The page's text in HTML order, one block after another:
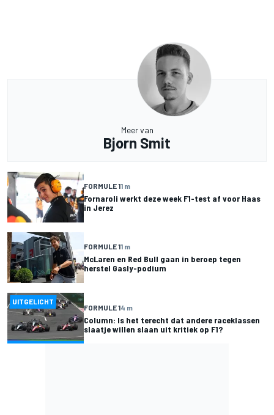
Meer van
Bjorn Smit
FORMULE 11 m
Fornaroli werkt deze week F1-test af voor Haas
in Jerez
FORMULE 11 m
McLaren en Red Bull gaan in beroep tegen
herstel Gasly-podium
UITGELICHT
FORMULE 14 m
Column: Is het terecht dat andere raceklassen
slaatje willen slaan uit kritiek op F1?